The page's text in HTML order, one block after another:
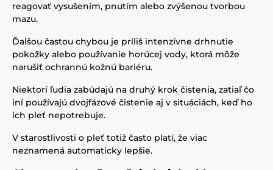
reagovať vysušením, pnutím alebo zvýšenou tvorbou
mazu.
Ďalšou častou chybou je príliš intenzívne drhnutie
pokožky alebo používanie horúcej vody, ktorá môže
narušiť ochrannú kožnú bariéru.
Niektorí ľudia zabúdajú na druhý krok čistenia, zatiaľ čo
iní používajú dvojfázové čistenie aj v situáciách, keď ho
ich pleť nepotrebuje.
V starostlivosti o pleť totiž často platí, že viac
neznamená automaticky lepšie.